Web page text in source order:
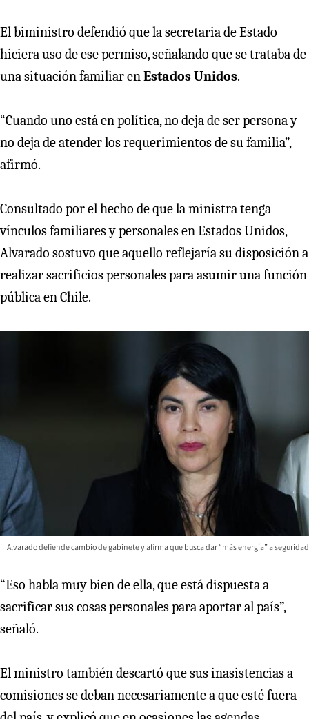
El biministro defendió que la secretaria de Estado
hiciera uso de ese permiso, señalando que se trataba de
una situación familiar enEstados Unidos.
“Cuando uno está en política, no deja de ser persona y
no deja de atender los requerimientos de su familia”,
afirmó.
Consultado por el hecho de que la ministra tenga
vínculos familiares y personales en Estados Unidos,
Alvarado sostuvo que aquello reflejaría su disposición a
realizar sacrificios personales para asumir una función
pública en Chile.
Alvarado defiende cambio de gabinete y afirma que busca dar “más energía” a seguridad
“Eso habla muy bien de ella, que está dispuesta a
sacrificar sus cosas personales para aportar al país”,
señaló.
El ministro también descartó que sus inasistencias a
comisiones se deban necesariamente a que esté fuera